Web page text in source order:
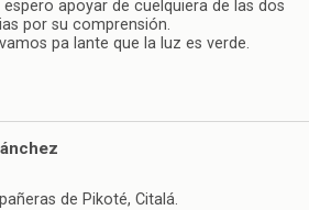
espero apoyar de cuelquiera de las dos
por su comprensión.
pa lante que la luz es verde.
de Pikoté, Citalá.